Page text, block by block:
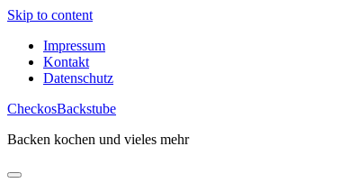
Skip to content
Impressum
Kontakt
Datenschutz
CheckosBackstube
Backen kochen und vieles mehr